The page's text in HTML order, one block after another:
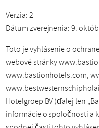
Verzia: 2
Dátum zverejnenia: 9.
Toto je vyhlásenie o
webové stránky
www.bastionhotels.com,
Hotelgroep BV (ďalej len
informácie o spoločnosti a